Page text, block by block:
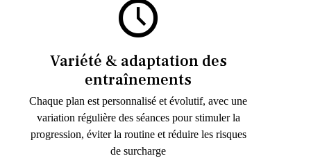
Variété & adaptation des
entraînements
Chaque plan est personnalisé et évolutif, avec une
variation régulière des séances pour stimuler la
progression, éviter la routine et réduire les risques
de surcharge